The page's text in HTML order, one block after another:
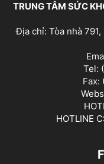
TRUNG TÂM SỨC
Địa chỉ: Tòa nhà
Tel:
Fax:
HOTLINE